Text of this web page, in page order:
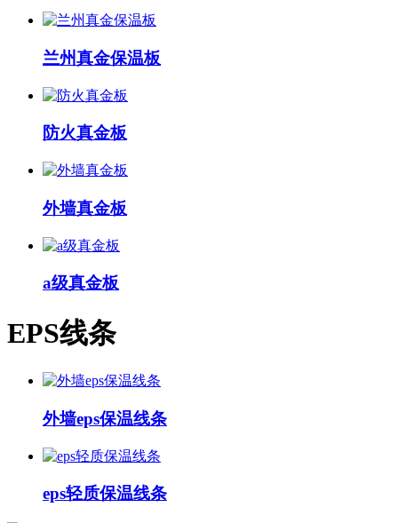
兰州真金保温板
防火真金板
外墙真金板
a级真金板
EPS线条
外墙eps保温线条
eps轻质保温线条